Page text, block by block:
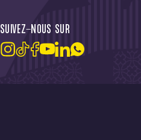
SUIVEZ-NOUS SUR